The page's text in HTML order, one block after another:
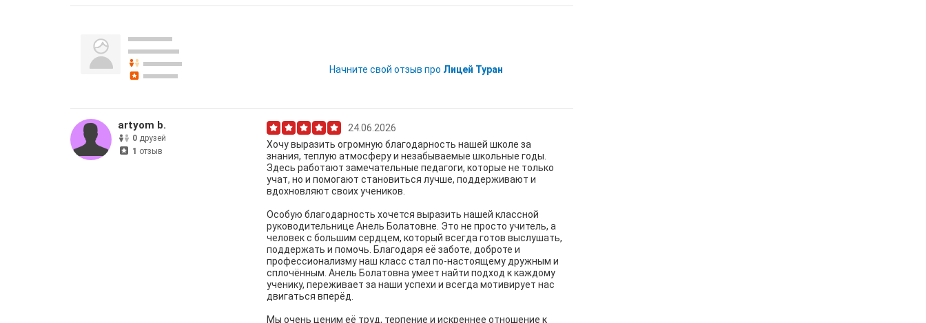
Начните свой отзыв про Лицей Туран
artyom b.
0 друзей
1 отзыв
24.06.2026
Хочу выразить огромную благодарность нашей школе за
знания, теплую атмосферу и незабываемые школьные годы.
Здесь работают замечательные педагоги, которые не только
учат, но и помогают становиться лучше, поддерживают и
вдохновляют своих учеников.
Особую благодарность хочется выразить нашей классной
руководительнице Анель Болатовне. Это не просто учитель, а
человек с большим сердцем, который всегда готов выслушать,
поддержать и помочь. Благодаря её заботе, доброте и
профессионализму наш класс стал по-настоящему дружным и
сплочённым. Анель Болатовна умеет найти подход к каждому
ученику, переживает за наши успехи и всегда мотивирует нас
двигаться вперёд.
Мы очень ценим её труд, терпение и искреннее отношение к